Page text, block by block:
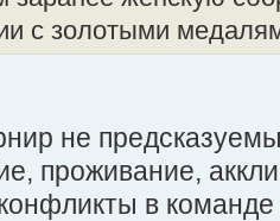
с золотыми
не
проживание,
в команде